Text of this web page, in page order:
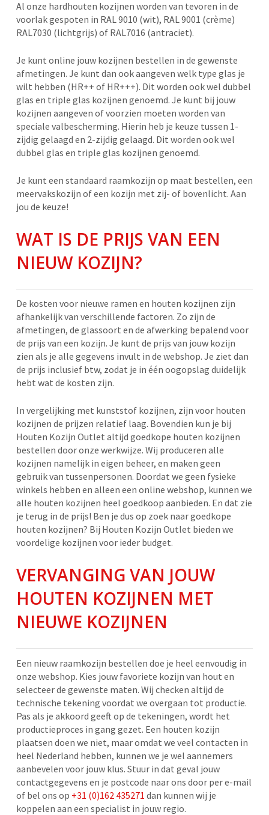
Al onze hardhouten kozijnen worden van tevoren in de
voorlak gespoten in RAL 9010 (wit), RAL 9001 (crème)
RAL7030 (lichtgrijs) of RAL7016 (antraciet).
Je kunt online jouw kozijnen bestellen in de gewenste
afmetingen. Je kunt dan ook aangeven welk type glas je
wilt hebben (HR++ of HR+++). Dit worden ook wel dubbel
glas en triple glas kozijnen genoemd. Je kunt bij jouw
kozijnen aangeven of voorzien moeten worden van
speciale valbescherming. Hierin heb je keuze tussen 1-
zijdig gelaagd en 2-zijdig gelaagd. Dit worden ook wel
dubbel glas en triple glas kozijnen genoemd.
Je kunt een standaard raamkozijn op maat bestellen, een
meervakskozijn of een kozijn met zij- of bovenlicht. Aan
jou de keuze!
WAT IS DE PRIJS VAN EEN
NIEUW KOZIJN?
De kosten voor nieuwe ramen en houten kozijnen zijn
afhankelijk van verschillende factoren. Zo zijn de
afmetingen, de glassoort en de afwerking bepalend voor
de prijs van een kozijn. Je kunt de prijs van jouw kozijn
zien als je alle gegevens invult in de webshop. Je ziet dan
de prijs inclusief btw, zodat je in één oogopslag duidelijk
hebt wat de kosten zijn.
In vergelijking met kunststof kozijnen, zijn voor houten
kozijnen de prijzen relatief laag. Bovendien kun je bij
Houten Kozijn Outlet altijd goedkope houten kozijnen
bestellen door onze werkwijze. Wij produceren alle
kozijnen namelijk in eigen beheer, en maken geen
gebruik van tussenpersonen. Doordat we geen fysieke
winkels hebben en alleen een online webshop, kunnen we
alle houten kozijnen heel goedkoop aanbieden. En dat zie
je terug in de prijs! Ben je dus op zoek naar goedkope
houten kozijnen? Bij Houten Kozijn Outlet bieden we
voordelige kozijnen voor ieder budget.
VERVANGING VAN JOUW
HOUTEN KOZIJNEN MET
NIEUWE KOZIJNEN
Een nieuw raamkozijn bestellen doe je heel eenvoudig in
onze webshop. Kies jouw favoriete kozijn van hout en
selecteer de gewenste maten. Wij checken altijd de
technische tekening voordat we overgaan tot productie.
Pas als je akkoord geeft op de tekeningen, wordt het
productieproces in gang gezet. Een houten kozijn
plaatsen doen we niet, maar omdat we veel contacten in
heel Nederland hebben, kunnen we je wel aannemers
aanbevelen voor jouw klus. Stuur in dat geval jouw
contactgegevens en je postcode naar ons door per e-mail
of bel ons op +31 (0)162 435271 dan kunnen wij je
koppelen aan een specialist in jouw regio.